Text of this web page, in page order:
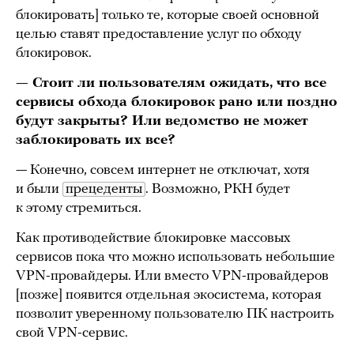
блокировать] только те, которые своей основной
целью ставят предоставление услуг по обходу
блокировок.
— Стоит ли пользователям ожидать, что все
сервисы обхода блокировок рано или поздно
будут закрыты? Или ведомство не может
заблокировать их все?
— Конечно, совсем интернет не отключат, хотя
и были прецеденты . Возможно, РКН будет
к этому стремиться.
Как противодействие блокировке массовых
сервисов пока что можно использовать небольшие
VPN-провайдеры. Или вместо VPN-провайдеров
[позже] появится отдельная экосистема, которая
позволит уверенному пользователю ПК настроить
свой VPN-сервис.